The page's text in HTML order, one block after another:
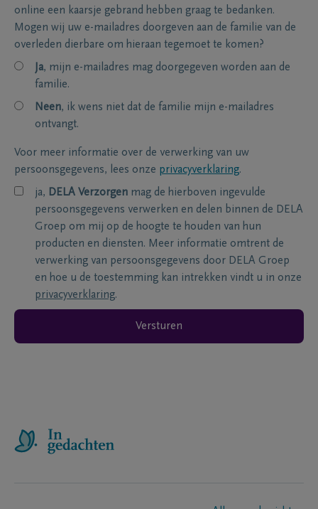
online een kaarsje gebrand hebben graag te bedanken.
Mogen wij uw e-mailadres doorgeven aan de familie van de
overleden dierbare om hieraan tegemoet te komen?
Ja, mijn e-mailadres mag doorgegeven worden aan de
familie.
Neen, ik wens niet dat de familie mijn e-mailadres
ontvangt.
Voor meer informatie over de verwerking van uw
persoonsgegevens, lees onze privacyverklaring.
ja, DELA Verzorgen mag de hierboven ingevulde
persoonsgegevens verwerken en delen binnen de DELA
Groep om mij op de hoogte te houden van hun
producten en diensten. Meer informatie omtrent de
verwerking van persoonsgegevens door DELA Groep
en hoe u de toestemming kan intrekken vindt u in onze
privacyverklaring.
Versturen